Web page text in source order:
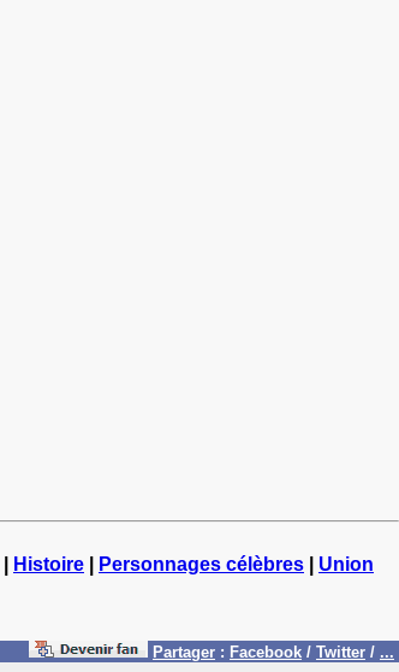
Histoire Personnages célèbres
Union
Partager : Facebook / Twitter / ...